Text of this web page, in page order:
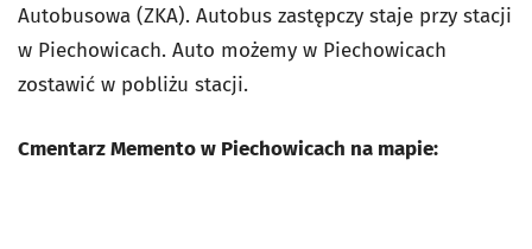
Autobusowa (ZKA). Autobus zastępczy staje przy stacji
w Piechowicach. Auto możemy w Piechowicach
zostawić w pobliżu stacji.
Cmentarz Memento w Piechowicach na mapie: